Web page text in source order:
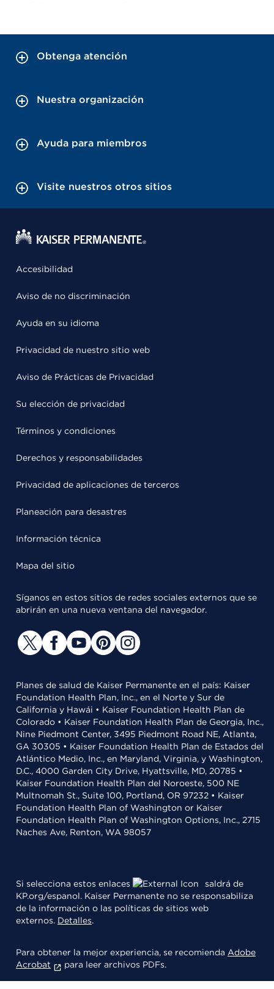
Obtenga atención
Nuestra organización
Ayuda para miembros
Visite nuestros otros sitios
Accesibilidad
Aviso de no discriminación
Ayuda en su idioma
Privacidad de nuestro sitio web
Aviso de Prácticas de Privacidad
Su elección de privacidad
Términos y condiciones
Derechos y responsabilidades
Privacidad de aplicaciones de terceros
Planeación para desastres
Información técnica
Mapa del sitio
Síganos en estos sitios de redes sociales externos que se
abrirán en una nueva ventana del navegador.
Planes de salud de Kaiser Permanente en el país: Kaiser
Foundation Health Plan, Inc., en el Norte y Sur de
California y Hawái • Kaiser Foundation Health Plan de
Colorado • Kaiser Foundation Health Plan de Georgia, Inc.,
Nine Piedmont Center, 3495 Piedmont Road NE, Atlanta,
GA 30305 • Kaiser Foundation Health Plan de Estados del
Atlántico Medio, Inc., en Maryland, Virginia, y Washington,
D.C., 4000 Garden City Drive, Hyattsville, MD, 20785 •
Kaiser Foundation Health Plan del Noroeste, 500 NE
Multnomah St., Suite 100, Portland, OR 97232 • Kaiser
Foundation Health Plan of Washington or Kaiser
Foundation Health Plan of Washington Options, Inc., 2715
Naches Ave, Renton, WA 98057
Si selecciona estos enlaces
saldrá de
KP.org/espanol. Kaiser Permanente no se responsabiliza
de la información o las políticas de sitios web
externos. Detalles.
Para obtener la mejor experiencia, se recomienda Adobe
Acrobat
para leer archivos PDFs.